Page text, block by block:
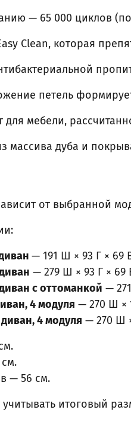
— 65 000 циклов
Clean, которая
петель
для мебели,
массива дуба и
от выбранной
— 191 Ш × 93 Г × 69
— 279 Ш × 93 Г × 69
с оттоманкой —
4 модуля — 270 Ш ×
4 модуля — 270 Ш
— 56 см.
итоговый